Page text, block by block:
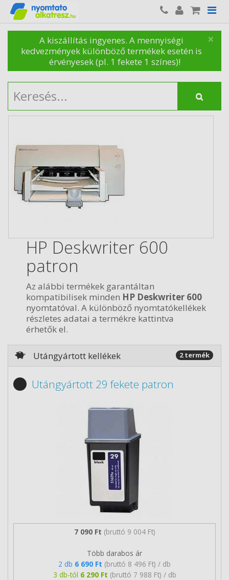
×
A kiszállítás ingyenes. A mennyiségi
kedvezmények különböző termékek esetén is
érvényesek (pl. 1 fekete 1 színes)!
HP Deskwriter 600
patron
Az alábbi termékek garantáltan
kompatibilisek minden HP Deskwriter 600
nyomtatóval. A különböző nyomtatókellékek
részletes adatai a termékre kattintva
érhetők el.
Utángyártott kellékek 2 termék
Utángyártott 29 fekete patron
7 090 Ft (bruttó 9 004 Ft)
Több darabos ár
2 db 6 690 Ft (bruttó 8 496 Ft) / db
3 db-tól 6 290 Ft (bruttó 7 988 Ft) / db